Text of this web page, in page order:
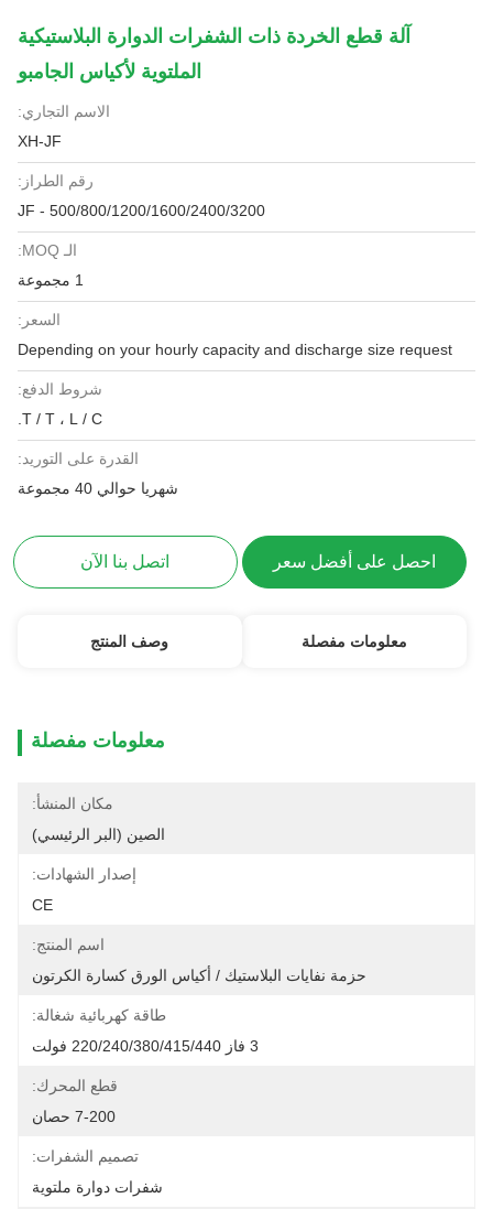
آلة قطع الخردة ذات الشفرات الدوارة البلاستيكية
الملتوية لأكياس الجامبو
الاسم التجاري:
XH-JF
رقم الطراز:
JF - 500/800/1200/1600/2400/3200
الـ MOQ:
1 مجموعة
السعر:
Depending on your hourly capacity and discharge size request
شروط الدفع:
T / T ، L / C.
القدرة على التوريد:
شهريا حوالي 40 مجموعة
احصل على أفضل سعر اتصل بنا الآن
معلومات مفصلة وصف المنتج
معلومات مفصلة
مكان المنشأ:
الصين (البر الرئيسي)
إصدار الشهادات:
CE
اسم المنتج:
حزمة نفايات البلاستيك / أكياس الورق كسارة الكرتون
طاقة كهربائية شغالة:
3 فاز 220/240/380/415/440 فولت
قطع المحرك:
7-200 حصان
تصميم الشفرات:
شفرات دوارة ملتوية